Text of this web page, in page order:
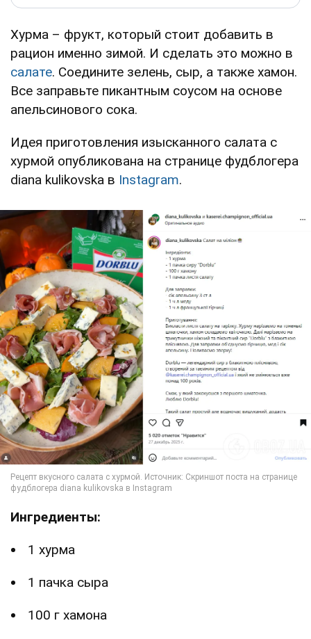
Хурма – фрукт, который стоит добавить в
рацион именно зимой. И сделать это можно в
салате. Соедините зелень, сыр, а также хамон.
Все заправьте пикантным соусом на основе
апельсинового сока.
Идея приготовления изысканного салата с
хурмой опубликована на странице фудблогера
diana kulikovska в Instagram.
Ингредиенты:
1 хурма
1 пачка сыра
100 г хамона